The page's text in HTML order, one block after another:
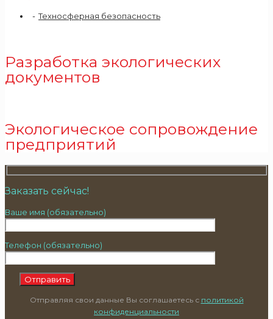
Техносферная безопасность
Разработка экологических
документов
Экологическое сопровождение
предприятий
Заказать сейчас!
Ваше имя (обязательно)
Телефон (обязательно)
Отправляя свои данные Вы соглашаетесь с политикой
конфиденциальности